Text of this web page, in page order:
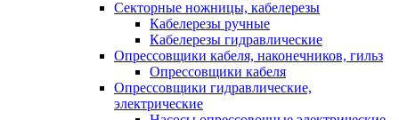
Секторные ножницы, кабелерезы
Кабелерезы ручные
Кабелерезы гидравлические
Опрессовщики кабеля, наконечников, гильз
Опрессовщики кабеля
Опрессовщики гидравлические,
электрические